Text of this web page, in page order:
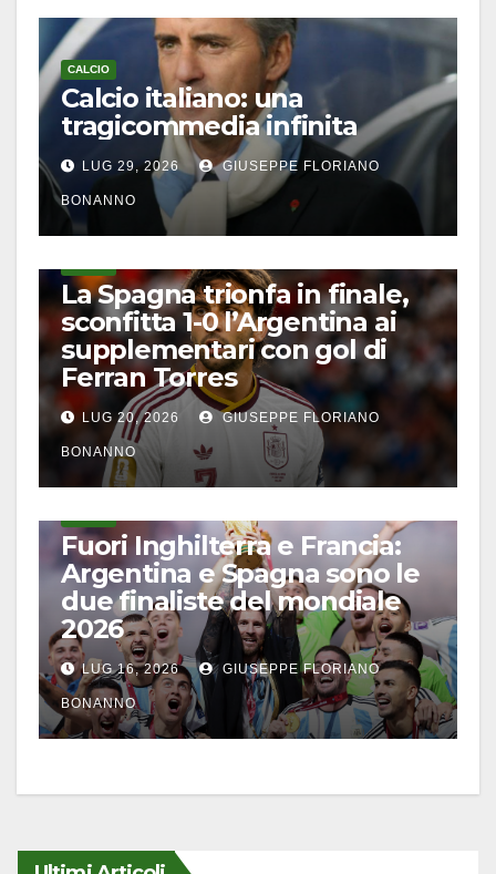
CALCIO
Calcio italiano: una
tragicommedia infinita
LUG 29, 2026 GIUSEPPE FLORIANO
BONANNO
La Spagna trionfa in finale,
sconfitta 1-0 l’Argentina ai
supplementari con gol di
Ferran Torres
LUG 20, 2026 GIUSEPPE FLORIANO
BONANNO
Fuori Inghilterra e Francia:
Argentina e Spagna sono le
due finaliste del mondiale
2026
LUG 16, 2026 GIUSEPPE FLORIANO
BONANNO